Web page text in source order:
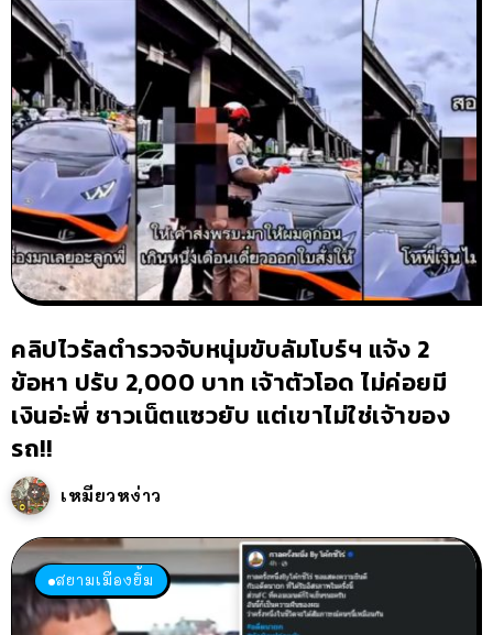
คลิปไวรัลตำรวจจับหนุ่มขับลัมโบร์ฯ แจ้ง 2
ข้อหา ปรับ 2,000 บาท เจ้าตัวโอด ไม่ค่อยมี
เงินอ่ะพี่ ชาวเน็ตแซวยับ แต่เขาไม่ใช่เจ้าของ
รถ!!
เหมียวหง่าว
สยามเมืองยิ้ม